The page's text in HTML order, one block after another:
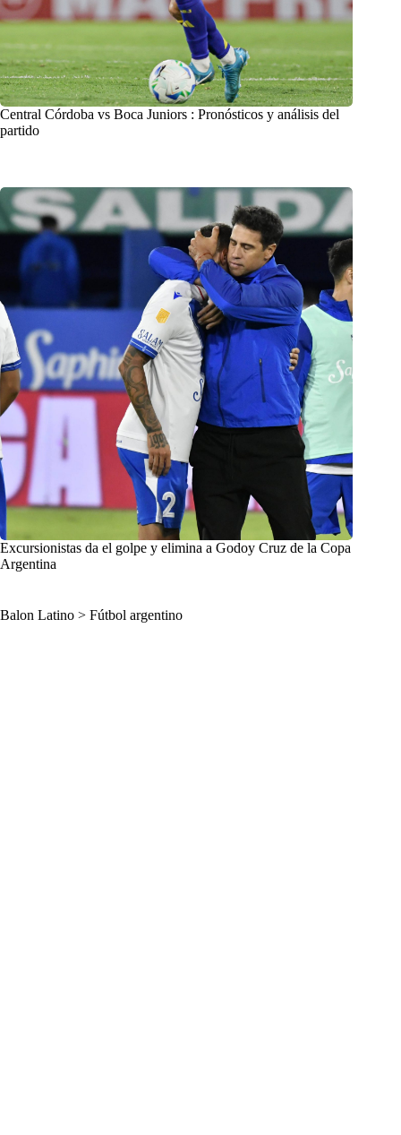
Central Córdoba vs Boca Juniors : Pronósticos y análisis del
partido
Excursionistas da el golpe y elimina a Godoy Cruz de la Copa
Argentina
Balon Latino > Fútbol argentino